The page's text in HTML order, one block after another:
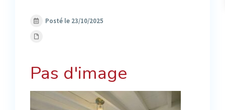
Posté le 23/10/2025
Pas d'image